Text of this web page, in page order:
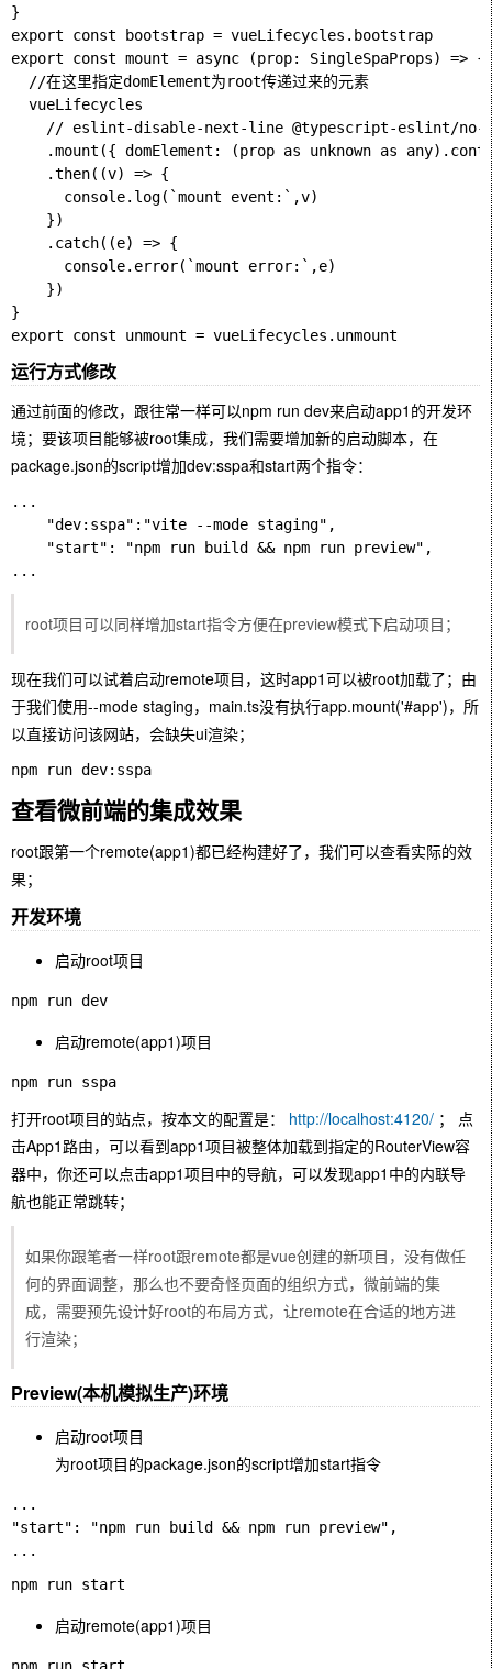
}
export const bootstrap = vueLifecycles.bootstrap
export const mount = async (prop: SingleSpaProps) => {
  //在这里指定domElement为root传递过来的元素
  vueLifecycles
// eslint-disable-next-line @typescript-eslint/no-
.mount({ domElement: (prop as unknown as
    .then((v) => {
      console.log(`mount event:`,v)
    })
    .catch((e) => {
      console.error(`mount error:`,e)
    })
}
运行方式修改
通过前面的修改，跟往常一样可以npm run dev来启动app1的开发环
境；要该项目能够被root集成，我们需要增加新的启动脚本，在
package.json的script增加dev:sspa和start两个指令：
...
    "dev:sspa":"vite --mode staging",
    "start": "npm run build && npm run preview",
root项目可以同样增加start指令方便在preview模式下启动项目；
现在我们可以试着启动remote项目，这时app1可以被root加载了；由
于我们使用--mode staging，main.ts没有执行app.mount('#app')，所
以直接访问该网站，会缺失ui渲染；
查看微前端的集成效果
root跟第一个remote(app1)都已经构建好了，我们可以查看实际的效
果；
开发环境
启动root项目
启动remote(app1)项目
打开root项目的站点，按本文的配置是： http://localhost:4120/ ； 点
击App1路由，可以看到app1项目被整体加载到指定的RouterView容
器中，你还可以点击app1项目中的导航，可以发现app1中的内联导
航也能正常跳转；
如果你跟笔者一样root跟remote都是vue创建的新项目，没有做任
何的界面调整，那么也不要奇怪页面的组织方式，微前端的集
成，需要预先设计好root的布局方式，让remote在合适的地方进
行渲染；
Preview(本机模拟生产)环境
启动root项目
为root项目的package.json的script增加start指令
...
"start": "npm run build && npm run preview",
启动remote(app1)项目